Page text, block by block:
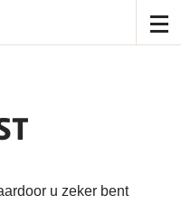
u zeker bent